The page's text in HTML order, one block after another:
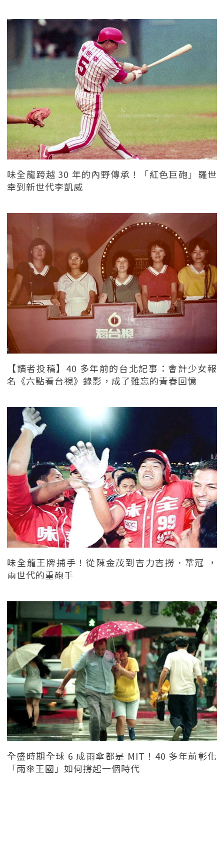
味全龍跨越 30 年的內野傳承！「紅色巨砲」羅世
幸到新世代李凱威
【讀者投稿】40 多年前的台北記事：會計少女報
名《六點看台視》錄影，成了難忘的青春回憶
味全龍王牌捕手！從陳金茂到吉力吉撈．鞏冠 ，
兩世代的重砲手
全盛時期全球 6 成雨傘都是 MIT！40 多年前彰化
「雨傘王國」如何撐起一個時代